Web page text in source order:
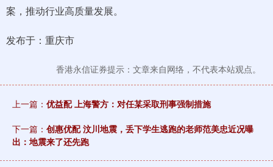
案，推动行业高质量发展。
发布于：重庆市
香港永信证券提示：文章来自网络，不代表本站观点。
上一篇： 优益配 上海警方：对任某采取刑事强制措施
下一篇： 创惠优配 汶川地震，丢下学生逃跑的老师范美忠近况曝
出：地震来了还先跑